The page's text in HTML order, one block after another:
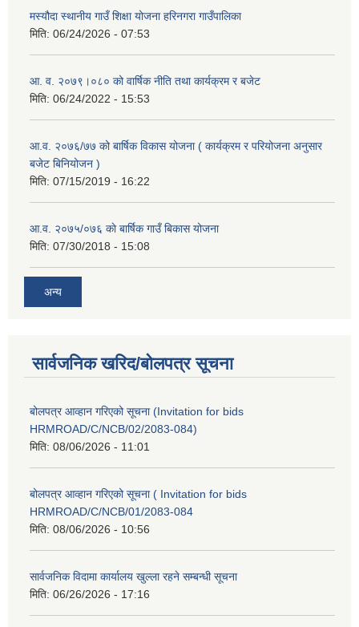
मस्यौदा स्थानीय गाउँ शिक्षा योजना हरिनगरा गाउँपालिका
मिति: 06/24/2026 - 07:53
आ. व. २०७९।०८० को वार्षिक नीति तथा कार्यक्रम र बजेट
मिति: 06/24/2022 - 15:53
आ.व. २०७६/७७ को बार्षिक विकास योजना ( कार्यक्रम र परियोजना अनुसार
बजेट बिनियोजन )
मिति: 07/15/2019 - 16:22
आ.व. २०७५/०७६ काे बार्षिक गाउँ बिकास योजना
मिति: 07/30/2018 - 15:08
अन्य
सार्वजनिक खरिद/बोलपत्र सूचना
बोलपत्र आव्हान गरिएको सूचना (Invitation for bids
HRMROAD/C/NCB/02/2083-084)
मिति: 08/06/2026 - 11:01
बोलपत्र आव्हान गरिएको सूचना ( Invitation for bids
HRMROAD/C/NCB/01/2083-084
मिति: 08/06/2026 - 10:56
सार्वजनिक विदामा कार्यालय खुल्ला रहने सम्बन्धी सूचना
मिति: 06/26/2026 - 17:16